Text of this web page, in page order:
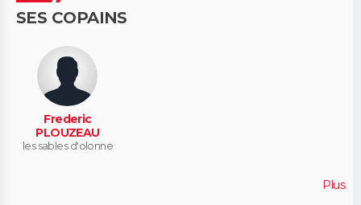
SES COPAINS
Frederic
PLOUZEAU
les sables d'olonne
Plus